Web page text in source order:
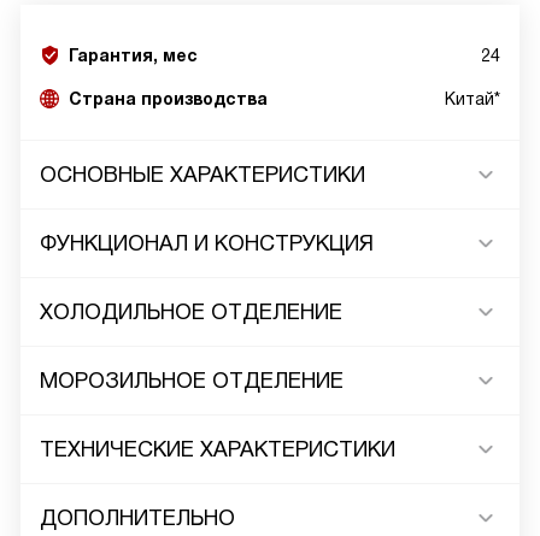
Гарантия, мес 24
Страна производства Китай*
ОСНОВНЫЕ ХАРАКТЕРИСТИКИ
ФУНКЦИОНАЛ И КОНСТРУКЦИЯ
ХОЛОДИЛЬНОЕ ОТДЕЛЕНИЕ
МОРОЗИЛЬНОЕ ОТДЕЛЕНИЕ
ТЕХНИЧЕСКИЕ ХАРАКТЕРИСТИКИ
ДОПОЛНИТЕЛЬНО